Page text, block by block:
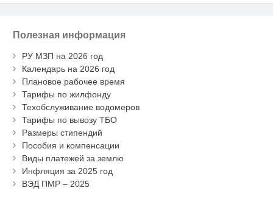
Полезная информация
РУ МЗП на 2026 год
Календарь на 2026 год
Плановое рабочее время
Тарифы по жилфонду
Техобслуживание водомеров
Тарифы по вывозу ТБО
Размеры стипендий
Пособия и компенсации
Виды платежей за землю
Инфляция за 2025 год
ВЭД ПМР – 2025